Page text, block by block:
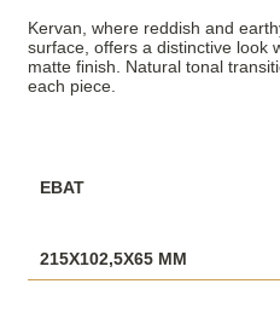
Kervan, where reddish and
surface, offers a distinctive look
matte finish. Natural tonal
each piece.
EBAT
215X102,5X65 MM